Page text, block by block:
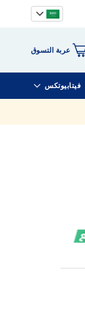
عربة التسوق
فيتابيوتكس